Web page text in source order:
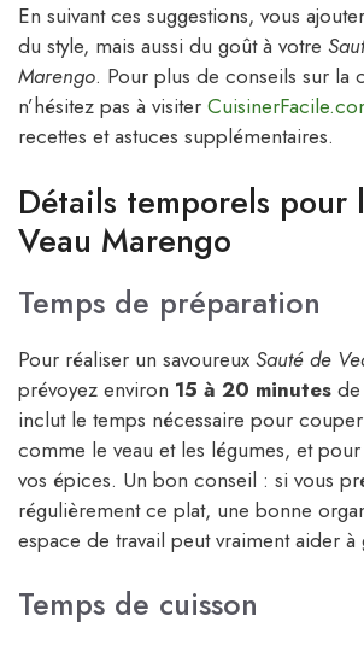
En suivant ces suggestions, vous
du style, mais aussi du goût à votre
Marengo. Pour plus de conseils sur la
n’hésitez pas à visiter
recettes et astuces supplémentaires.
Détails temporels pour
Veau Marengo
Temps de préparation
Pour réaliser un savoureux Sauté de
prévoyez environ 15 à 20 minutes
inclut le temps nécessaire pour
comme le veau et les légumes, et
vos épices. Un bon conseil : si vous
régulièrement ce plat, une bonne
espace de travail peut vraiment aider
Temps de cuisson